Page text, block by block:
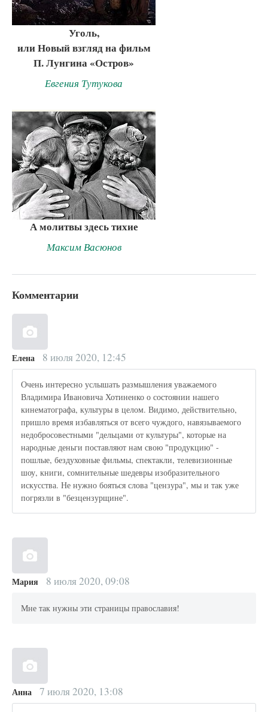
Уголь,
или Новый взгляд на фильм
П. Лунгина «Остров»
Евгения Тутукова
А молитвы здесь тихие
Максим Васюнов
Комментарии
Елена 8 июля 2020, 12:45
Очень интересно услышать размышления уважаемого
Владимира Ивановича Хотиненко о состоянии нашего
кинематографа, культуры в целом. Видимо, действительно,
пришло время избавляться от всего чуждого, навязываемого
недобросовестными "дельцами от культуры", которые на
народные деньги поставляют нам свою "продукцию" -
пошлые, бездуховные фильмы, спектакли, телевизионные
шоу, книги, сомнительные шедевры изобразительного
искусства. Не нужно бояться слова "цензура", мы и так уже
погрязли в "безцензурщине".
Мария 8 июля 2020, 09:08
Мне так нужны эти страницы православия!
Анна 7 июля 2020, 13:08